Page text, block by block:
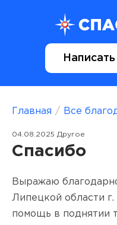
Главная / Все
04.08.2025 Другое
Спасибо
Выражаю
Липецкой области
помощь в поднятии